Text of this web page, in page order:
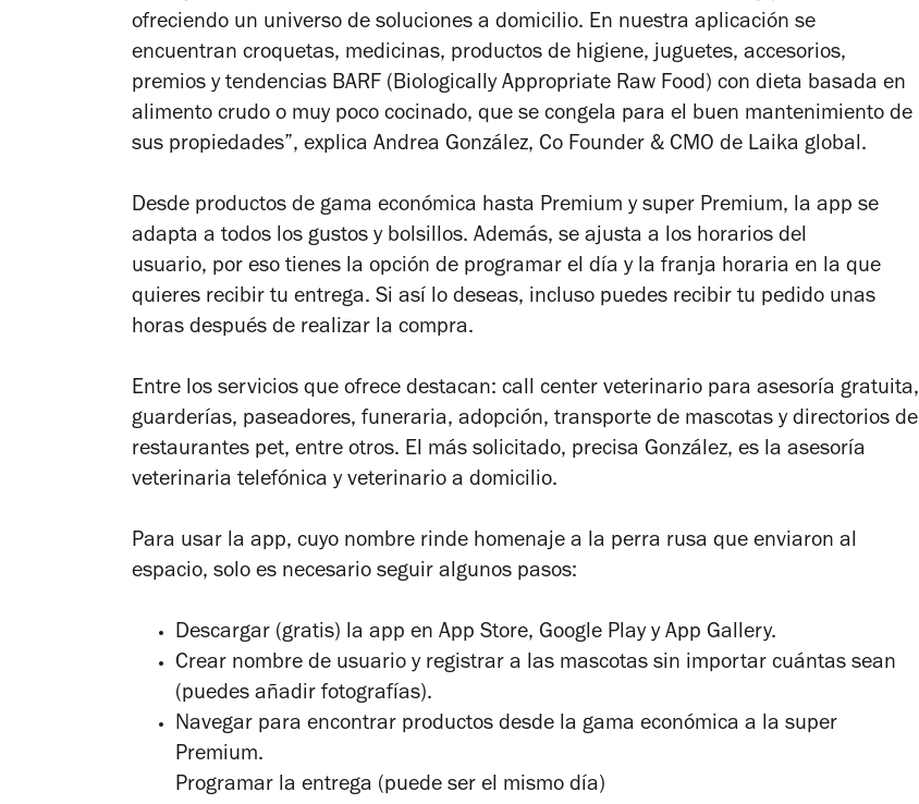
ofreciendo un universo de soluciones a domicilio. En nuestra aplicación se
encuentran croquetas, medicinas, productos de higiene, juguetes, accesorios,
premios y tendencias BARF (Biologically Appropriate Raw Food) con dieta basada en
alimento crudo o muy poco cocinado, que se congela para el buen mantenimiento de
sus propiedades”, explica Andrea González, Co Founder & CMO de Laika global.
Desde productos de gama económica hasta Premium y super Premium, la app se
adapta a todos los gustos y bolsillos. Además, se ajusta a los horarios del
usuario, por eso tienes la opción de programar el día y la franja horaria en la que
quieres recibir tu entrega. Si así lo deseas, incluso puedes recibir tu pedido unas
horas después de realizar la compra.
Entre los servicios que ofrece destacan: call center veterinario para asesoría gratuita,
guarderías, paseadores, funeraria, adopción, transporte de mascotas y directorios de
restaurantes pet, entre otros. El más solicitado, precisa González, es la asesoría
veterinaria telefónica y veterinario a domicilio.
Para usar la app, cuyo nombre rinde homenaje a la perra rusa que enviaron al
espacio, solo es necesario seguir algunos pasos:
Descargar (gratis) la app en App Store, Google Play y App Gallery.
Crear nombre de usuario y registrar a las mascotas sin importar cuántas sean
(puedes añadir fotografías).
Navegar para encontrar productos desde la gama económica a la super
Premium.
Programar la entrega (puede ser el mismo día)